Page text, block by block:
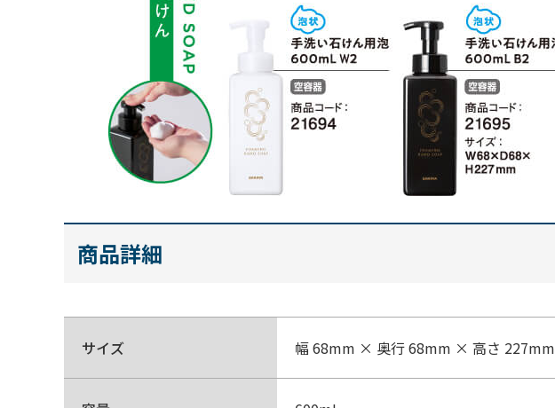
商品詳細
サイズ 幅 68mm × 奥行 68mm × 高さ 227mm